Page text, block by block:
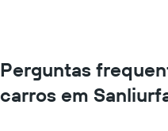
Perguntas
carros em